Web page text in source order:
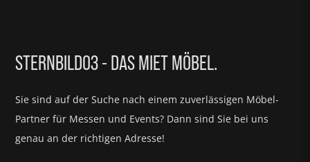
STERNBILD03 - DAS MIET MÖBEL.
Sie sind auf der Suche nach einem zuverlässigen Möbel-
Partner für Messen und Events? Dann sind Sie bei uns
genau an der richtigen Adresse!